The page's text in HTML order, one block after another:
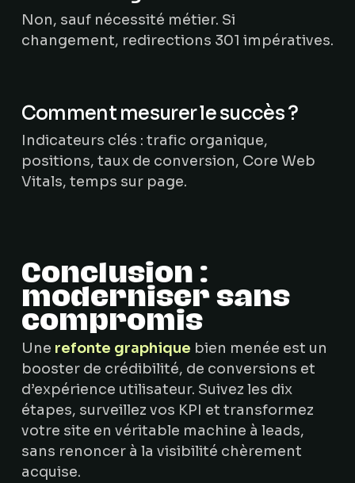
Non, sauf nécessité métier. Si
changement, redirections 301 impératives.
Comment mesurer le succès ?
Indicateurs clés : trafic organique,
positions, taux de conversion, Core Web
Vitals, temps sur page.
Conclusion :
moderniser sans
compromis
Une refonte graphique bien menée est un
booster de crédibilité, de conversions et
d’expérience utilisateur. Suivez les dix
étapes, surveillez vos KPI et transformez
votre site en véritable machine à leads,
sans renoncer à la visibilité chèrement
acquise.